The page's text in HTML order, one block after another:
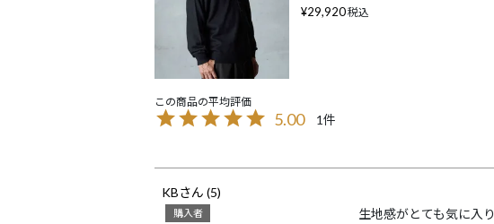
¥29,920税込
5.00 1
KB 5
購入者 生地感がとても気に入